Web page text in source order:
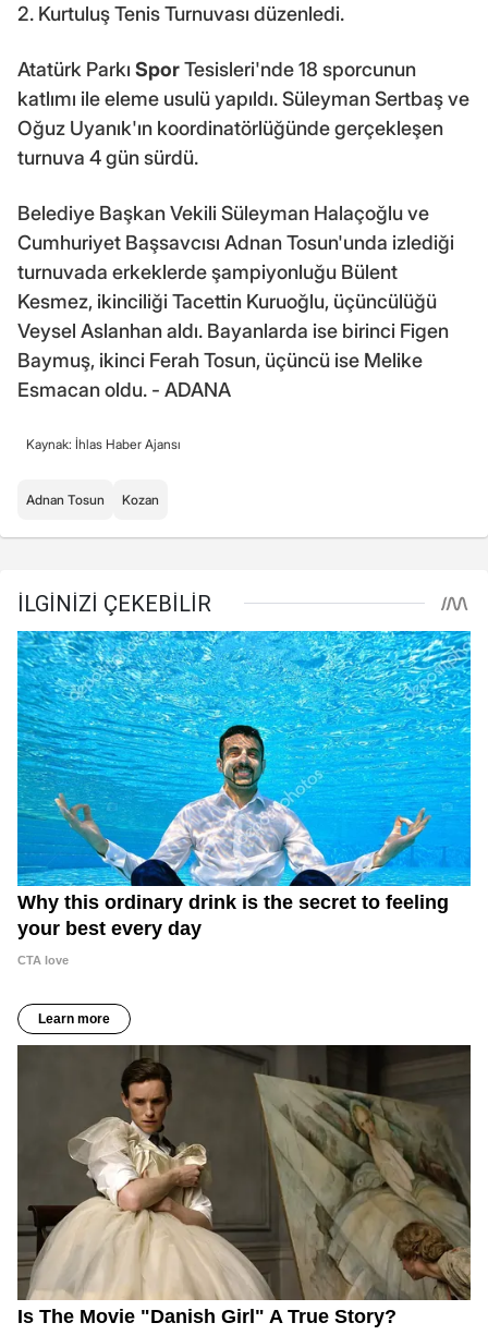
2. Kurtuluş Tenis Turnuvası düzenledi.
Atatürk Parkı SporTesisleri'nde 18 sporcunun
katlımı ile eleme usulü yapıldı. Süleyman Sertbaş ve
Oğuz Uyanık'ın koordinatörlüğünde gerçekleşen
turnuva 4 gün sürdü.
Belediye Başkan Vekili Süleyman Halaçoğlu ve
Cumhuriyet Başsavcısı Adnan Tosun'unda izlediği
turnuvada erkeklerde şampiyonluğu Bülent
Kesmez, ikinciliği Tacettin Kuruoğlu, üçüncülüğü
Veysel Aslanhan aldı. Bayanlarda ise birinci Figen
Baymuş, ikinci Ferah Tosun, üçüncü ise Melike
Esmacan oldu. - ADANA
Kaynak: İhlas Haber Ajansı
Adnan Tosun Kozan